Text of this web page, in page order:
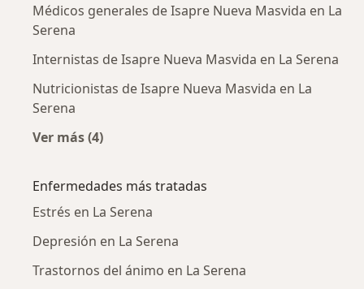
Médicos generales de Isapre Nueva Masvida en La
Serena
Internistas de Isapre Nueva Masvida en La Serena
Nutricionistas de Isapre Nueva Masvida en La
Serena
Ver más (4)
Enfermedades más tratadas
Estrés en La Serena
Depresión en La Serena
Trastornos del ánimo en La Serena